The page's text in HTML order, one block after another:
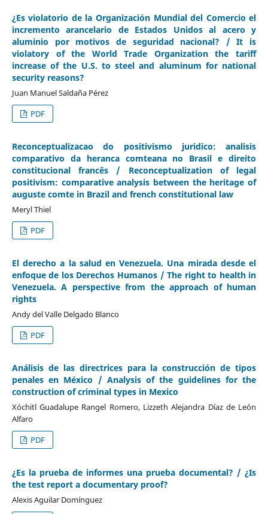
¿Es violatorio de la Organización Mundial del Comercio el
incremento arancelario de Estados Unidos al acero y
aluminio por motivos de seguridad nacional? / It is
violatory of the World Trade Organization the tariff
increase of the U.S. to steel and aluminum for national
security reasons?
Juan Manuel Saldaña Pérez
PDF
Reconceptualizacao do positivismo juridico: analisis
comparativo da heranca comteana no Brasil e direito
constitucional francês / Reconceptualization of legal
positivism: comparative analysis between the heritage of
auguste comte in Brazil and french constitutional law
Meryl Thiel
PDF
El derecho a la salud en Venezuela. Una mirada desde el
enfoque de los Derechos Humanos / The right to health in
Venezuela. A perspective from the approach of human
rights
Andy del Valle Delgado Blanco
PDF
Análisis de las directrices para la construcción de tipos
penales en México / Analysis of the guidelines for the
construction of criminal types in Mexico
Xóchitl Guadalupe Rangel Romero, Lizzeth Alejandra Díaz de León
Alfaro
PDF
¿Es la prueba de informes una prueba documental? / ¿Is
the test report a documentary proof?
Alexis Aguilar Domínguez